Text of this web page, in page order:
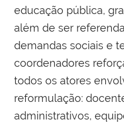
educação pública,
além de ser
demandas sociais e
coordenadores
todos os atores
reformulação:
administrativos,